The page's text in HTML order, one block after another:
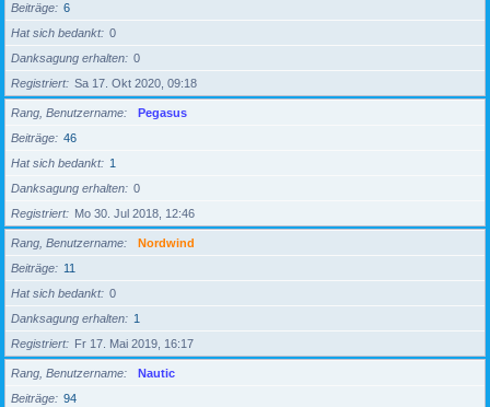
Beiträge
6
Hat sich bedankt
0
Danksagung erhalten
0
Registriert
Sa 17. Okt 2020, 09:18
Rang, Benutzername
Pegasus
Beiträge
46
Hat sich bedankt
1
Danksagung erhalten
0
Registriert
Mo 30. Jul 2018, 12:46
Rang, Benutzername
Nordwind
Beiträge
11
Hat sich bedankt
0
Danksagung erhalten
1
Registriert
Fr 17. Mai 2019, 16:17
Rang, Benutzername
Nautic
Beiträge
94